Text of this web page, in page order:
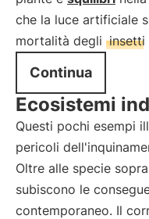
che la luce artificiale
mortalità degli insetti
Continua
Ecosistemi
Questi pochi esempi
pericoli
Oltre alle specie
subiscono le
contemporaneo. Il